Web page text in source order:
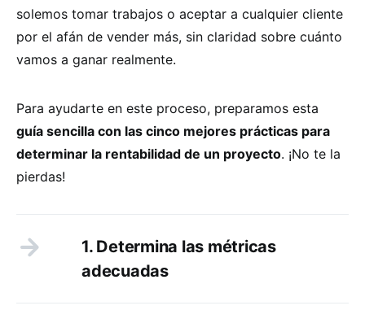
solemos tomar trabajos o aceptar a cualquier cliente
por el afán de vender más, sin claridad sobre cuánto
vamos a ganar realmente.
Para ayudarte en este proceso, preparamos esta
guía sencilla con las cinco mejores prácticas para
determinar la rentabilidad de un proyecto. ¡No te la
pierdas!
1. Determina las métricas
adecuadas